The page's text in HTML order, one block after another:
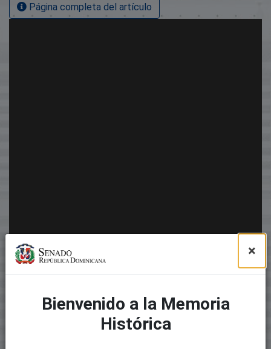
Página completa del artículo
×
Bienvenido a la Memoria
Histórica